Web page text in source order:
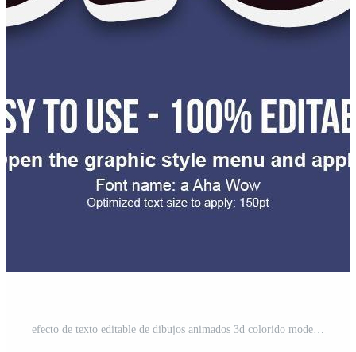
efecto de texto editable de dibujos animados 3d colorido moderno amarillo Vector Gratis